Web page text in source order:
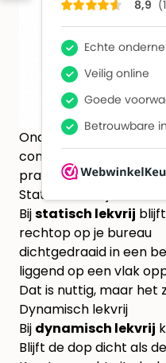
Onafhankelijke
content kijkt alleen
praktijktests.
Statisch lekvrij
Bijstatisch lekvrij
rechtop op je bureau
dichtgedraaid in een
liggend op een vlak
Dat is nuttig, maar het
Dynamisch lekvrij
Bij dynamisch lekvrij
Blijft de dop dicht als